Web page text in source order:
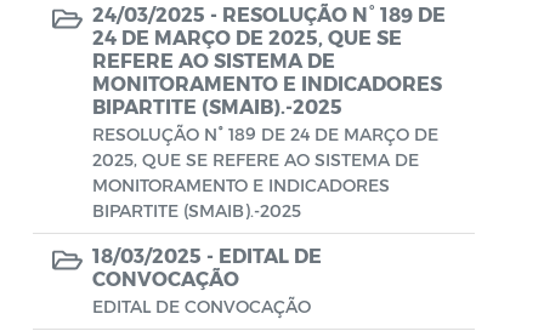
Conselho Municipal de Saúde
Conselho Municipal de Turismo
Conselho Municipal do Desenvolvimento
Sustentável Rural e Pesqueiro de
Araruama – COMDESURP-AR
Conselho Municipal do Idoso (COMID)
Conselho Municipal do Meio Ambiente -
CONDEMA
24/03/2025 - RESOLUÇÃO N° 189 DE
24 DE MARÇO DE 2025, QUE SE
REFERE AO SISTEMA DE
MONITORAMENTO E INDICADORES
BIPARTITE (SMAIB).-2025
RESOLUÇÃO N° 189 DE 24 DE MARÇO DE
2025, QUE SE REFERE AO SISTEMA DE
MONITORAMENTO E INDICADORES
BIPARTITE (SMAIB).-2025
18/03/2025 - EDITAL DE
CONVOCAÇÃO
EDITAL DE CONVOCAÇÃO